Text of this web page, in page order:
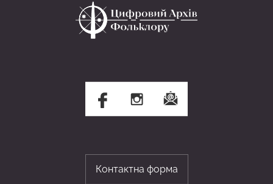
Контактна форма